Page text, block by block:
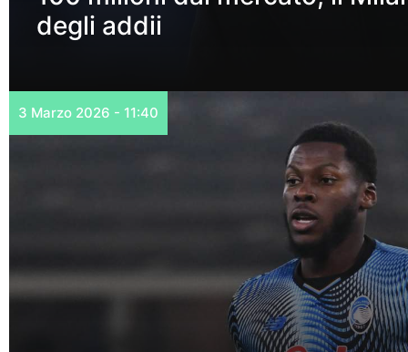
degli addii
3 Marzo 2026 - 11:40